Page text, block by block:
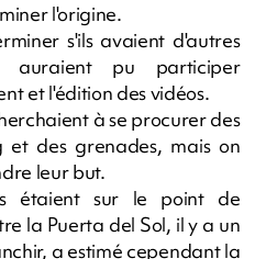
l'origine.
s'ils avaient d'autres
auraient pu participer
et l'édition des vidéos.
à se procurer des
et des grenades, mais on
leur but.
étaient sur le point de
la Puerta del Sol, il y a un
a estimé cependant la